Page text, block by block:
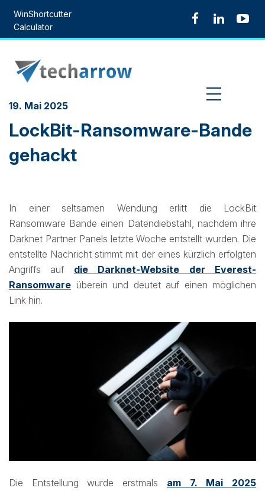
content
WinShortcutter
Calculator
19. Mai 2025
LockBit-Ransomware-Bande
gehackt
In einer seltsamen Wendung erlitt die LockBit
Ransomware Bande einen Datendiebstahl, nachdem ihre
Darknet Partner Panels letzte Woche entstellt wurden. Die
entstellte Nachricht stimmt mit der eines kürzlich erfolgten
Angriffs auf die Darknet-Website der Everest-
Ransomware überein und deutet auf einen möglichen
Link hin.
Die Entstellung wurde erstmals am 7. Mai 2025